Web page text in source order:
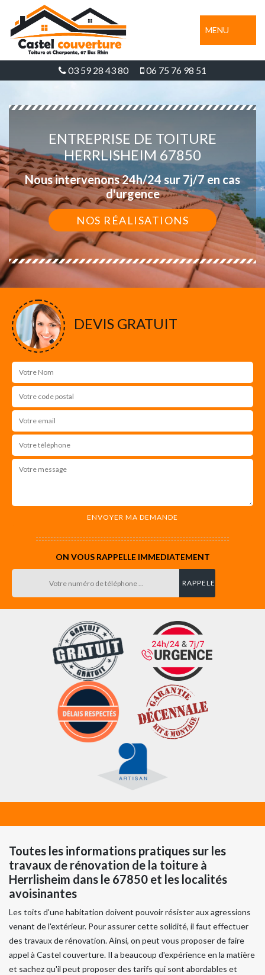
MENU
03 59 28 43 80 06 75 76 98 51
ENTREPRISE DE TOITURE
HERRLISHEIM 67850
Nous intervenons 24h/24 sur 7j/7 en cas
d'urgence
NOS RÉALISATIONS
DEVIS GRATUIT
ON VOUS RAPPELLE IMMEDIATEMENT
Toutes les informations pratiques sur les
travaux de rénovation de la toiture à
Herrlisheim dans le 67850 et les localités
avoisinantes
Les toits d'une habitation doivent pouvoir résister aux agressions
venant de l'extérieur. Pour assurer cette solidité, il faut effectuer
des travaux de rénovation. Ainsi, on peut vous proposer de faire
appel à Castel couverture. Il a beaucoup d'expérience en la matière
et sachez qu'il peut proposer des tarifs qui sont abordables et